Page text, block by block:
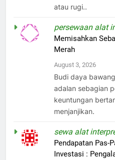
atau rugi..
persewaan alat
Memisahkan
Merah
August 3, 2026
Budi daya
adalan sebagian
keuntungan
menjanjikan.
sewa alat
Pendapatan Pas-
Investasi :